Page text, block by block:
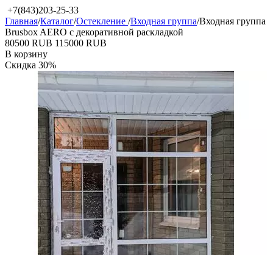
+7(843)203-25-33
Главная/Каталог/Остекление /Входная группа/Входная группа
Brusbox AERO с декоративной раскладкой
‍80500‍ RUB ‍115000‍ RUB
В корзину
Скидка 30%